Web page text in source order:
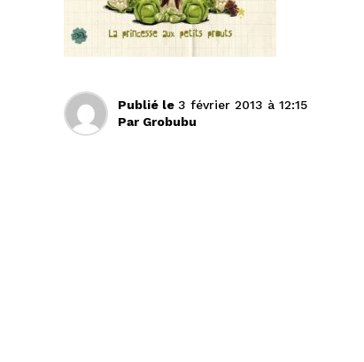
Publié le 3 février 2013 à 12:15
Par Grobubu